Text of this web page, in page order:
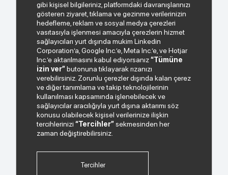
Bizden haberiniz olsun.
Paylaştığım kişisel verilerimin işlenmesi hususunda
“Kişisel Verilerin Korunması Politikası”okudum ve
anladım.
"Ticari Elektronik İleti Onay Metni"
gibi kişisel bilgileriniz, platformdaki davranışlarınızı
gösteren ziyaret, tıklama ve gezinme verilerinizin
hedefleme, reklam ve sosyal medya çerezleri
vasıtasıyla işlenmesi amacıyla çerezlerin hizmet
sağlayıcıları yurt dışında mukim Linkedin
Corporation’a, Google Inc.’e, Meta Inc.’e, ve Hotjar
Inc.’e aktarılmasını kabul ediyorsanız“Tümüne
izin ver”butonuna tıklayarak rızanızı
verebilirsiniz. Zorunlu çerezler dışında kalan çerez
ve diğer tanımlama ve takip teknolojilerinin
kullanılması kapsamında işlenebilecek ve
sağlayıcılar aracılığıyla yurt dışına aktarımı söz
konusu olabilecek kişisel verilerinize ilişkin
tercihlerinizi“Tercihler”sekmesinden her
zaman değiştirebilirsiniz.
Tercihler